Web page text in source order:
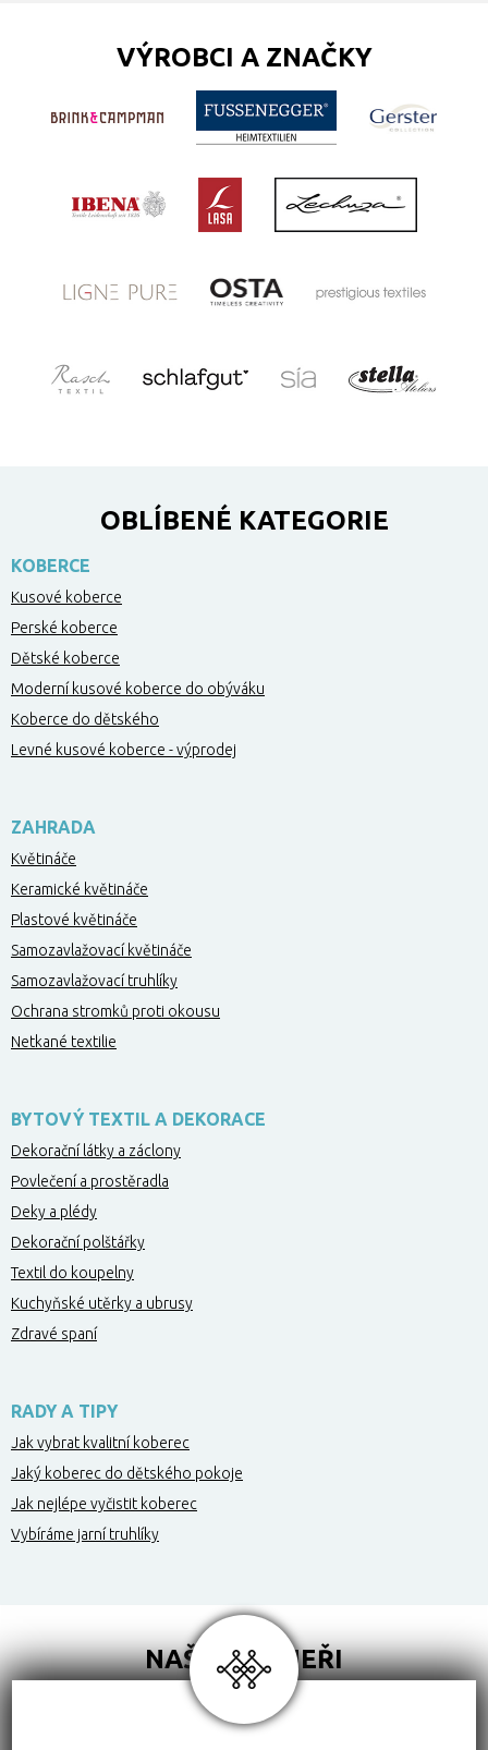
VÝROBCI A ZNAČKY
OBLÍBENÉ KATEGORIE
KOBERCE
Kusové koberce
Perské koberce
Dětské koberce
Moderní kusové koberce do obýváku
Koberce do dětského
Levné kusové koberce - výprodej
ZAHRADA
Květináče
Keramické květináče
Plastové květináče
Samozavlažovací květináče
Samozavlažovací truhlíky
Ochrana stromků proti okousu
Netkané textilie
BYTOVÝ TEXTIL A DEKORACE
Dekorační látky a záclony
Povlečení a prostěradla
Deky a plédy
Dekorační polštářky
Textil do koupelny
Kuchyňské utěrky a ubrusy
Zdravé spaní
RADY A TIPY
Jak vybrat kvalitní koberec
Jaký koberec do dětského pokoje
Jak nejlépe vyčistit koberec
Vybíráme jarní truhlíky
NAŠI PARTNEŘI